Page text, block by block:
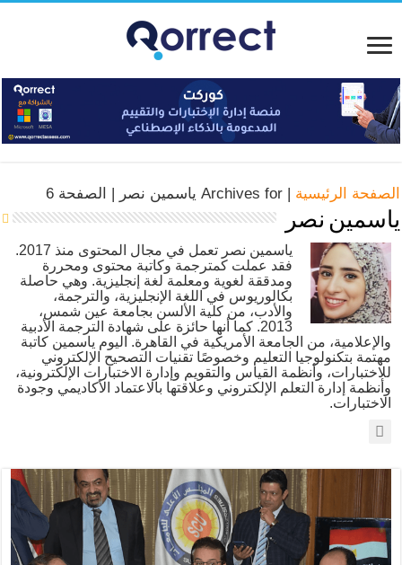
الصفحة الرئيسية |Archives for ياسمين نصر | الصفحة 6
ياسمين نصر
ياسمين نصر تعمل في مجال المحتوى منذ 2017.
فقد عملت كمترجمة وكاتبة محتوى ومحررة
ومدققة لغوية ومعلمة لغة إنجليزية. وهي حاصلة
بكالوريوس في اللغة الإنجليزية، والترجمة،
والأدب، من كلية الألسن بجامعة عين شمس،
2013. كما أنها حائزة على شهادة الترجمة الأدبية
والإعلامية، من الجامعة الأمريكية في القاهرة. اليوم ياسمين كاتبة
مهتمة بتكنولوجيا التعليم وخصوصًا تقنيات التصحيح الإلكتروني
للاختبارات، وأنظمة القياس والتقويم وإدارة الاختبارات الإلكترونية،
وأنظمة إدارة التعلم الإلكتروني وعلاقتها بالاعتماد الأكاديمي وجودة
الاختبارات.